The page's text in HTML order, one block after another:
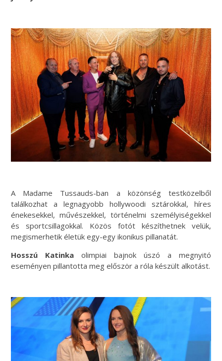
A Madame Tussauds-ban a közönség testközelből
találkozhat a legnagyobb hollywoodi sztárokkal, híres
énekesekkel, művészekkel, történelmi személyiségekkel
és sportcsillagokkal. Közös fotót készíthetnek velük,
megismerhetik életük egy-egy ikonikus pillanatát.
Hosszú Katinka olimpiai bajnok úszó a megnyitó
eseményen pillantotta meg először a róla készült alkotást.